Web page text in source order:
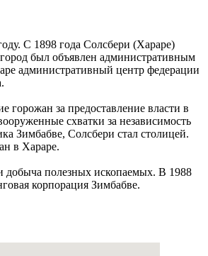
С 1898 года Солсбери (Хараре)
был объявлен административным
административный центр федерации
горожан за предоставление власти в
схватки за независимость
Зимбабве, Солсбери стал столицей.
в Хараре.
добыча полезных ископаемых. В 1988
корпорация Зимбабве.